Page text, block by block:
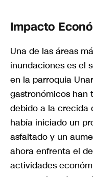
Impacto
Una de las áreas
inundaciones es el
en la parroquia
gastronómicos han
debido a la crecida
había iniciado un
asfaltado y un
ahora enfrenta el
actividades